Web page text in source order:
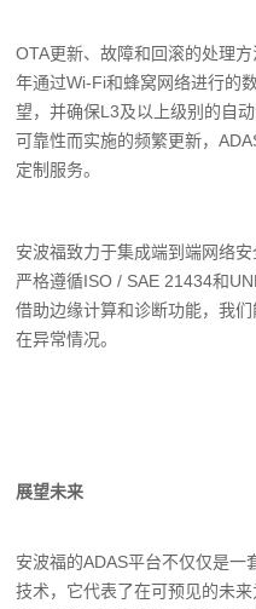
OTA更新、故障和回滚的处理
年通过Wi-Fi和蜂窝网络进行的
望，并确保L3及以上级别的自
可靠性而实施的频繁更新，
定制服务。
安波福致力于集成端到端网络
严格遵循ISO / SAE 21434和
借助边缘计算和诊断功能，我
在异常情况。
展望未来
安波福的ADAS平台不仅仅是
技术，它代表了在可预见的未